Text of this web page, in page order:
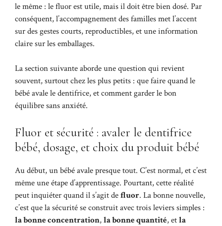
le même : le fluor est utile, mais il doit être bien dosé. Par
conséquent, l’accompagnement des familles met l’accent
sur des gestes courts, reproductibles, et une information
claire sur les emballages.
La section suivante aborde une question qui revient
souvent, surtout chez les plus petits : que faire quand le
bébé avale le dentifrice, et comment garder le bon
équilibre sans anxiété.
Fluor et sécurité : avaler le dentifrice
bébé, dosage, et choix du produit bébé
Au début, un bébé avale presque tout. C’est normal, et c’est
même une étape d’apprentissage. Pourtant, cette réalité
peut inquiéter quand il s’agit defluor. La bonne nouvelle,
c’est que la sécurité se construit avec trois leviers simples :
la bonne concentration,la bonne quantité, etla